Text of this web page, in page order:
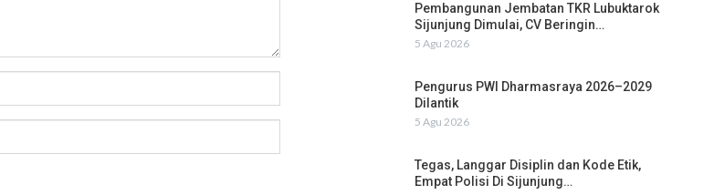
Pembangunan Jembatan TKR Lubuktarok
Sijunjung Dimulai, CV Beringin…
5 Agu 2026
Pengurus PWI Dharmasraya 2026–2029
Dilantik
5 Agu 2026
Tegas, Langgar Disiplin dan Kode Etik,
Empat Polisi Di Sijunjung…